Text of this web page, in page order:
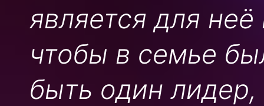
является для
чтобы в семье
быть один